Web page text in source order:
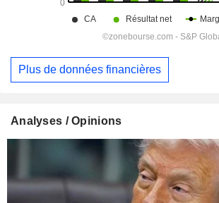
Plus de données financières
Analyses / Opinions